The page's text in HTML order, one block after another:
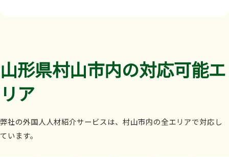
山形県村山市内の対応可能エ
リア
弊社の外国人人材紹介サービスは、村山市内の全エリアで対応し
ています。